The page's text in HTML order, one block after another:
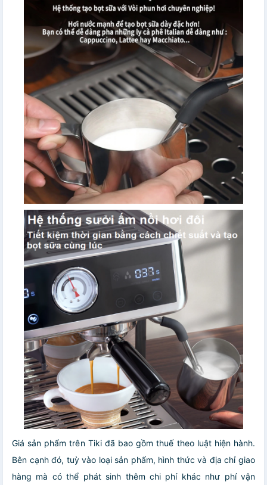
Giá sản phẩm trên Tiki đã bao gồm thuế theo luật hiện hành.
Bên cạnh đó, tuỳ vào loại sản phẩm, hình thức và địa chỉ giao
hàng mà có thể phát sinh thêm chi phí khác như phí vận